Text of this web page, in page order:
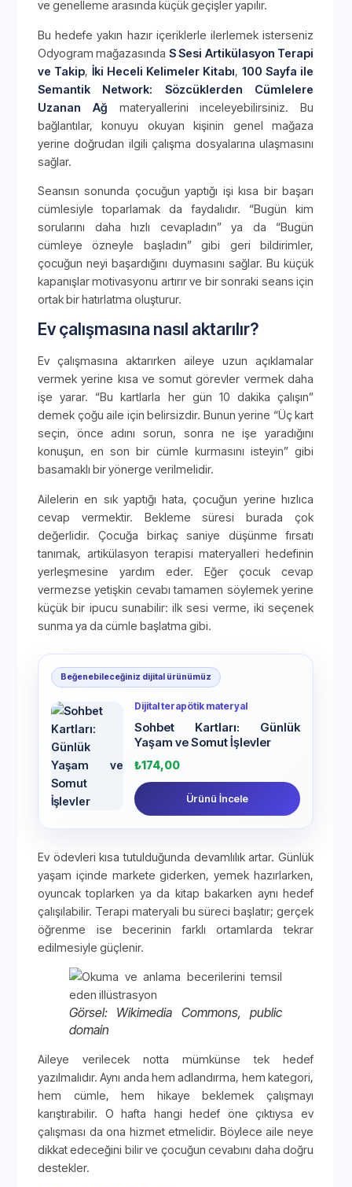
ve genelleme arasında küçük geçişler yapılır.
Bu hedefe yakın hazır içeriklerle ilerlemek isterseniz
Odyogram mağazasında S Sesi Artikülasyon Terapi
ve Takip, İki Heceli Kelimeler Kitabı, 100 Sayfa ile
Semantik Network: Sözcüklerden Cümlelere
Uzanan Ağ materyallerini inceleyebilirsiniz. Bu
bağlantılar, konuyu okuyan kişinin genel mağaza
yerine doğrudan ilgili çalışma dosyalarına ulaşmasını
sağlar.
Seansın sonunda çocuğun yaptığı işi kısa bir başarı
cümlesiyle toparlamak da faydalıdır. “Bugün kim
sorularını daha hızlı cevapladın” ya da “Bugün
cümleye özneyle başladın” gibi geri bildirimler,
çocuğun neyi başardığını duymasını sağlar. Bu küçük
kapanışlar motivasyonu artırır ve bir sonraki seans için
ortak bir hatırlatma oluşturur.
Ev çalışmasına nasıl aktarılır?
Ev çalışmasına aktarırken aileye uzun açıklamalar
vermek yerine kısa ve somut görevler vermek daha
işe yarar. “Bu kartlarla her gün 10 dakika çalışın”
demek çoğu aile için belirsizdir. Bunun yerine “Üç kart
seçin, önce adını sorun, sonra ne işe yaradığını
konuşun, en son bir cümle kurmasını isteyin” gibi
basamaklı bir yönerge verilmelidir.
Ailelerin en sık yaptığı hata, çocuğun yerine hızlıca
cevap vermektir. Bekleme süresi burada çok
değerlidir. Çocuğa birkaç saniye düşünme fırsatı
tanımak, artikülasyon terapisi materyalleri hedefinin
yerleşmesine yardım eder. Eğer çocuk cevap
vermezse yetişkin cevabı tamamen söylemek yerine
küçük bir ipucu sunabilir: ilk sesi verme, iki seçenek
sunma ya da cümle başlatma gibi.
Beğenebileceğiniz dijital ürünümüz
Dijital terapötik materyal
Sohbet Kartları: Günlük
Yaşam ve Somut İşlevler
₺174,00
Ürünü İncele
Ev ödevleri kısa tutulduğunda devamlılık artar. Günlük
yaşam içinde markete giderken, yemek hazırlarken,
oyuncak toplarken ya da kitap bakarken aynı hedef
çalışılabilir. Terapi materyali bu süreci başlatır; gerçek
öğrenme ise becerinin farklı ortamlarda tekrar
edilmesiyle güçlenir.
Görsel: Wikimedia Commons, public
domain
Aileye verilecek notta mümkünse tek hedef
yazılmalıdır. Aynı anda hem adlandırma, hem kategori,
hem cümle, hem hikaye beklemek çalışmayı
karıştırabilir. O hafta hangi hedef öne çıktıysa ev
çalışması da ona hizmet etmelidir. Böylece aile neye
dikkat edeceğini bilir ve çocuğun cevabını daha doğru
destekler.